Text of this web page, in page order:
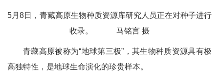
5月8日，青藏高原生物种质资源库研究人员正在对种子进行
收录。 马铭言 摄
青藏高原被称为“地球第三极”，其生物种质资源具有极
高独特性，是地球生命演化的珍贵样本。